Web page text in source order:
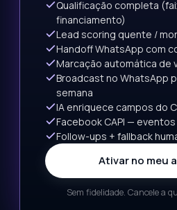
Qualificação completa
financiamento)
Lead scoring quente /
Handoff WhatsApp com
Marcação automática de
Broadcast no WhatsApp
semana
IA enriquece campos do
Facebook CAPI —
Follow-ups + fallback
Ativar no meu
Sem fidelidade. Cancele a